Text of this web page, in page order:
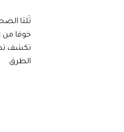
ثُلثا
خوفا من
تكشف
الطرق